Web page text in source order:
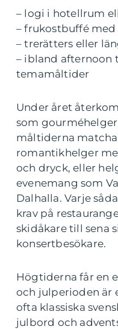
– logi i hotellrum
– frukostbuffé med
– trerätters eller
– ibland afternoon
temamåltider
Under året
som
måltiderna
romantikhelger
och dryck, eller
evenemang som
Dalhalla. Varje
krav på
skidåkare till sena
konsertbesökare.
Högtiderna får en
och julperioden är
ofta klassiska
julbord och